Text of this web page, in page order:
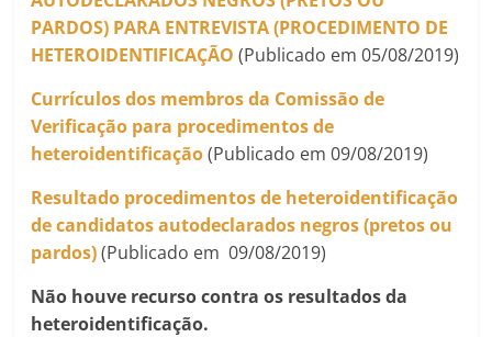
PARDOS) PARA ENTREVISTA (PROCEDIMENTO DE
HETEROIDENTIFICAÇÃO (Publicado em 05/08/2019)
Currículos dos membros da Comissão de
Verificação para procedimentos de
heteroidentificação(Publicado em 09/08/2019)
Resultado procedimentos de heteroidentificação
de candidatos autodeclarados negros (pretos ou
pardos)(Publicado em 09/08/2019)
Não houve recurso contra os resultados da
heteroidentificação.